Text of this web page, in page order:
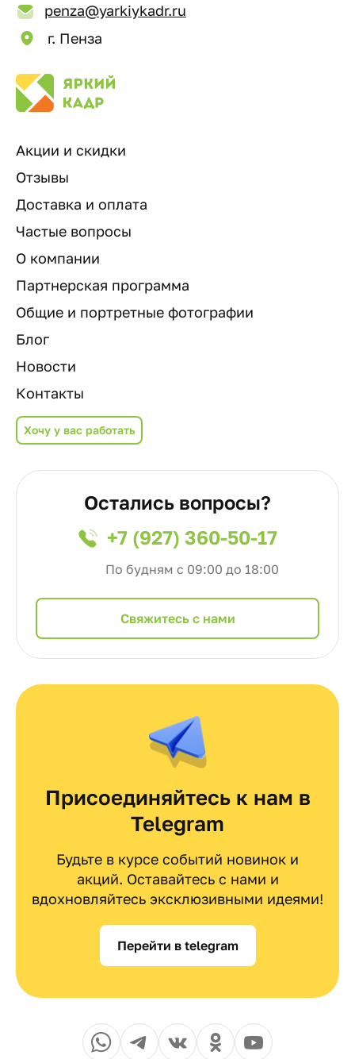
penza@yarkiykadr.ru
г. Пенза
Акции и скидки
Отзывы
Доставка и оплата
Частые вопросы
О компании
Партнерская программа
Общие и портретные фотографии
Блог
Новости
Контакты
Хочу у вас работать
Остались вопросы?
+7 (927) 360-50-17
По будням с 09:00 до 18:00
Cвяжитесь с нами
Присоединяйтесь к нам в
Telegram
Будьте в курсе событий новинок и
акций. Оставайтесь с нами и
вдохновляйтесь эксклюзивными идеями!
Перейти в telegram